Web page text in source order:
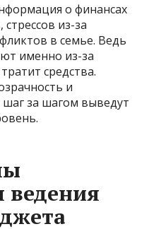
о финансах
из-за
в семье. Ведь
именно из-за
средства.
и
за шагом выведут